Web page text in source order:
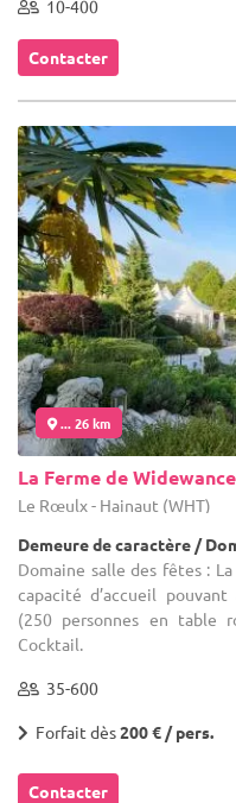
10-400
Contacter
... 26 km
La Ferme de Widewance
Le Rœulx - Hainaut (WHT)
Demeure de caractère /
Domaine salle des fêtes :
capacité d’accueil pouvant
(250 personnes en table
Cocktail.
35-600
Forfait dès200 € / pers.
Contacter